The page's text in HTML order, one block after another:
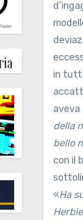
in
aveva
della
bello
con il
«Ha